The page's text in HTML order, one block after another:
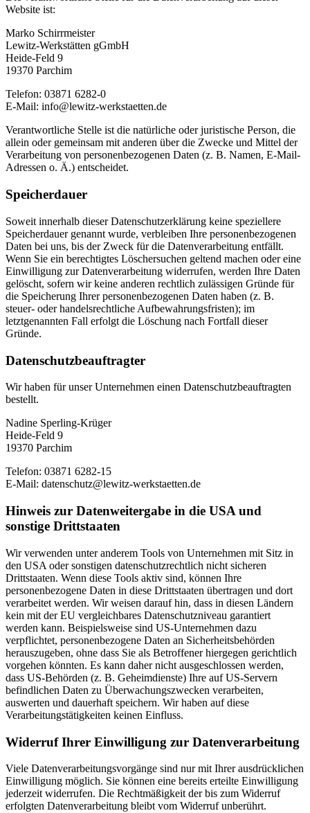
Website ist:
Marko Schirrmeister
Lewitz-Werkstätten gGmbH
Heide-Feld 9
19370 Parchim
Telefon: 03871 6282-0
E-Mail: info@lewitz-werkstaetten.de
Verantwortliche Stelle ist die natürliche oder juristische Person, die
allein oder gemeinsam mit anderen über die Zwecke und Mittel der
Verarbeitung von personenbezogenen Daten (z. B. Namen, E-Mail-
Adressen o. Ä.) entscheidet.
Speicherdauer
Soweit innerhalb dieser Datenschutzerklärung keine speziellere
Speicherdauer genannt wurde, verbleiben Ihre personenbezogenen
Daten bei uns, bis der Zweck für die Datenverarbeitung entfällt.
Wenn Sie ein berechtigtes Löschersuchen geltend machen oder eine
Einwilligung zur Datenverarbeitung widerrufen, werden Ihre Daten
gelöscht, sofern wir keine anderen rechtlich zulässigen Gründe für
die Speicherung Ihrer personenbezogenen Daten haben (z. B.
steuer- oder handelsrechtliche Aufbewahrungsfristen); im
letztgenannten Fall erfolgt die Löschung nach Fortfall dieser
Gründe.
Datenschutz­beauftragter
Wir haben für unser Unternehmen einen Datenschutzbeauftragten
bestellt.
Nadine Sperling-Krüger
Heide-Feld 9
19370 Parchim
Telefon: 03871 6282-15
E-Mail: datenschutz@lewitz-werkstaetten.de
Hinweis zur Datenweitergabe in die USA und
sonstige Drittstaaten
Wir verwenden unter anderem Tools von Unternehmen mit Sitz in
den USA oder sonstigen datenschutzrechtlich nicht sicheren
Drittstaaten. Wenn diese Tools aktiv sind, können Ihre
personenbezogene Daten in diese Drittstaaten übertragen und dort
verarbeitet werden. Wir weisen darauf hin, dass in diesen Ländern
kein mit der EU vergleichbares Datenschutzniveau garantiert
werden kann. Beispielsweise sind US-Unternehmen dazu
verpflichtet, personenbezogene Daten an Sicherheitsbehörden
herauszugeben, ohne dass Sie als Betroffener hiergegen gerichtlich
vorgehen könnten. Es kann daher nicht ausgeschlossen werden,
dass US-Behörden (z. B. Geheimdienste) Ihre auf US-Servern
befindlichen Daten zu Überwachungszwecken verarbeiten,
auswerten und dauerhaft speichern. Wir haben auf diese
Verarbeitungstätigkeiten keinen Einfluss.
Widerruf Ihrer Einwilligung zur Datenverarbeitung
Viele Datenverarbeitungsvorgänge sind nur mit Ihrer ausdrücklichen
Einwilligung möglich. Sie können eine bereits erteilte Einwilligung
jederzeit widerrufen. Die Rechtmäßigkeit der bis zum Widerruf
erfolgten Datenverarbeitung bleibt vom Widerruf unberührt.